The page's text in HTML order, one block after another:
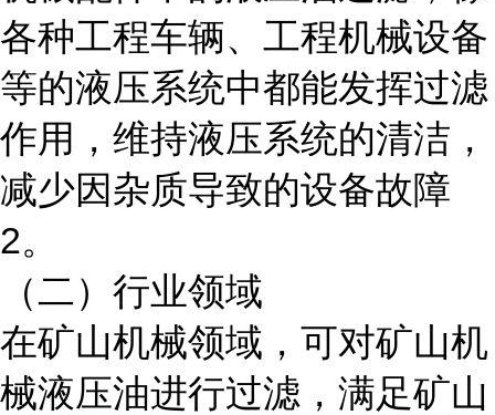
各种工程车辆、工程机械设备
等的液压系统中都能发挥过滤
作用，维持液压系统的清洁，
减少因杂质导致的设备故障
2。
（二）行业领域
在矿山机械领域，可对矿山机
械液压油进行过滤，满足矿山